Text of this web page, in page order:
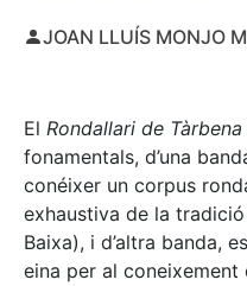
JOAN LLUÍS MONJO
El Rondallari de Tàrbena
fonamentals, d’una
conéixer un corpus
exhaustiva de la
Baixa), i d’altra banda,
eina per al